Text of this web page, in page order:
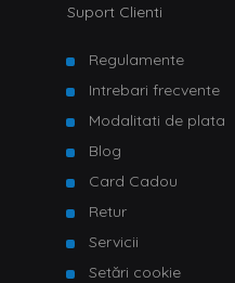
Suport Clienti
Regulamente
Intrebari frecvente
Modalitati de plata
Blog
Card Cadou
Retur
Servicii
Setări cookie